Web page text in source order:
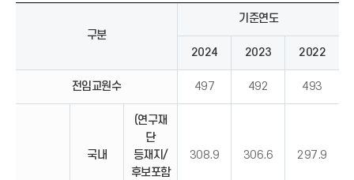
구분
기준연도
2024 2023 2022
전임교원수 497 492 493
국내
(연구재
단
등재지/
후보포함
308.9 306.6 297.9